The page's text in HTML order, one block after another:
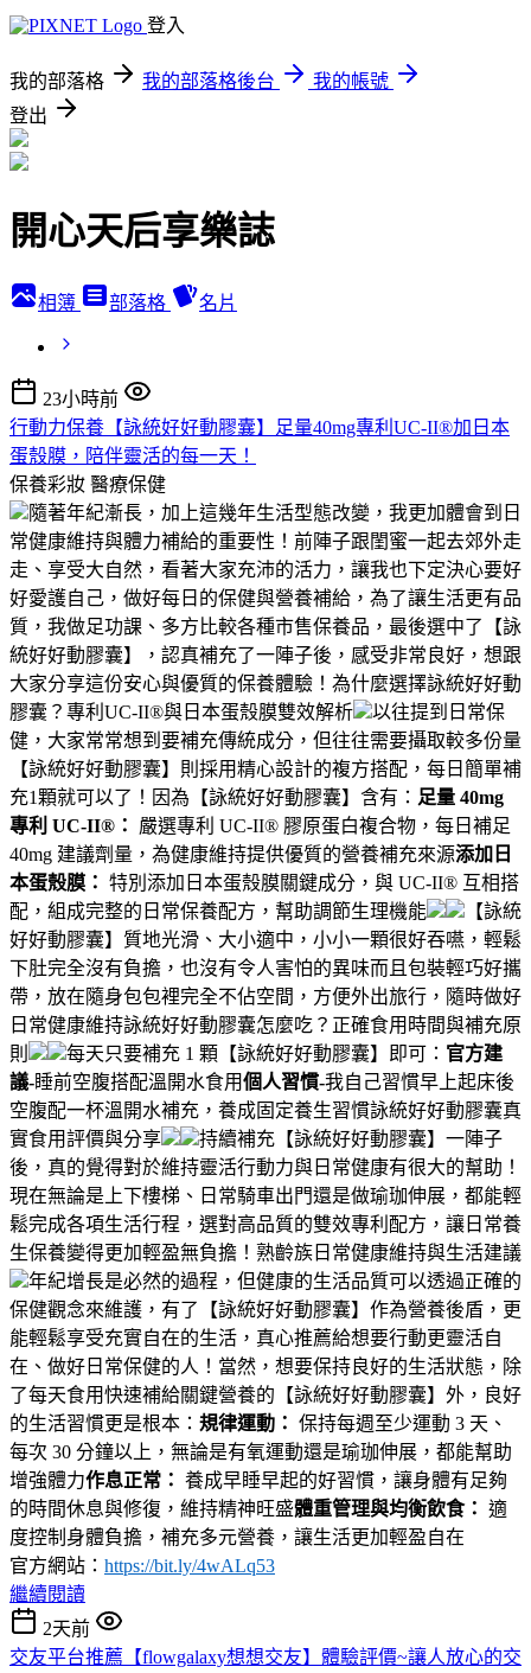
登入
我的部落格 我的部落格後台
我的帳號
登出
開心天后享樂誌
相簿 部落格 名片
23小時前
行動力保養【詠統好好動膠囊】足量40mg專利UC-II®加日本
蛋殼膜，陪伴靈活的每一天！
保養彩妝 醫療保健
隨著年紀漸長，加上這幾年生活型態改變，我更加體會到日
常健康維持與體力補給的重要性！前陣子跟閨蜜一起去郊外走
走、享受大自然，看著大家充沛的活力，讓我也下定決心要好
好愛護自己，做好每日的保健與營養補給，為了讓生活更有品
質，我做足功課、多方比較各種市售保養品，最後選中了【詠
統好好動膠囊】，認真補充了一陣子後，感受非常良好，想跟
大家分享這份安心與優質的保養體驗！為什麼選擇詠統好好動
膠囊？專利UC-II®與日本蛋殼膜雙效解析
以往提到日常保
健，大家常常想到要補充傳統成分，但往往需要攝取較多份量
【詠統好好動膠囊】則採用精心設計的複方搭配，每日簡單補
充1顆就可以了！因為【詠統好好動膠囊】含有： 足量 40mg
專利 UC-II®：
嚴選專利 UC-II® 膠原蛋白複合物，每日補足
40mg 建議劑量，為健康維持提供優質的營養補充來源添加日
本蛋殼膜： 特別添加日本蛋殼膜關鍵成分，與 UC-II® 互相搭
配，組成完整的日常保養配方，幫助調節生理機能
【詠統
好好動膠囊】質地光滑、大小適中，小小一顆很好吞嚥，輕鬆
下肚完全沒有負擔，也沒有令人害怕的異味而且包裝輕巧好攜
帶，放在隨身包包裡完全不佔空間，方便外出旅行，隨時做好
日常健康維持詠統好好動膠囊怎麼吃？正確食用時間與補充原
則
每天只要補充 1 顆【詠統好好動膠囊】即可： 官方建
議-睡前空腹搭配溫開水食用個人習慣-我自己習慣早上起床後
空腹配一杯溫開水補充，養成固定養生習慣詠統好好動膠囊真
實食用評價與分享
持續補充【詠統好好動膠囊】一陣子
後，真的覺得對於維持靈活行動力與日常健康有很大的幫助！
現在無論是上下樓梯、日常騎車出門還是做瑜珈伸展，都能輕
鬆完成各項生活行程，選對高品質的雙效專利配方，讓日常養
生保養變得更加輕盈無負擔！熟齡族日常健康維持與生活建議
年紀增長是必然的過程，但健康的生活品質可以透過正確的
保健觀念來維護，有了【詠統好好動膠囊】作為營養後盾，更
能輕鬆享受充實自在的生活，真心推薦給想要行動更靈活自
在、做好日常保健的人！當然，想要保持良好的生活狀態，除
了每天食用快速補給關鍵營養的【詠統好好動膠囊】外，良好
的生活習慣更是根本： 規律運動： 保持每週至少運動 3 天、
每次 30 分鐘以上，無論是有氧運動還是瑜珈伸展，都能幫助
增強體力作息正常： 養成早睡早起的好習慣，讓身體有足夠
的時間休息與修復，維持精神旺盛體重管理與均衡飲食： 適
度控制身體負擔，補充多元營養，讓生活更加輕盈自在
官方網站： https://bit.ly/4wALq53
繼續閱讀
2天前
交友平台推薦【flowgalaxy想想交友】體驗評價~讓人放心的交